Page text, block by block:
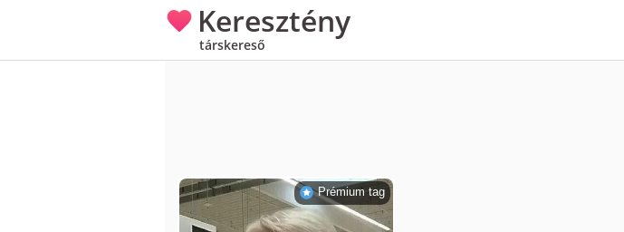
Keresztény
társkereső
Prémium tag